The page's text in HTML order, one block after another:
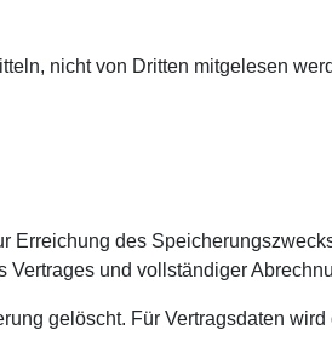
nicht von Dritten mitgelesen
des
und vollständiger
gelöscht. Für Vertragsdaten